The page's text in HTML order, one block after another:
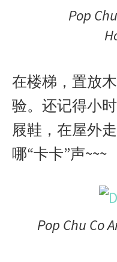
Pop
在楼梯，置放
验。还记得小
屐鞋，在屋外
哪“卡卡”声~~~
Pop Chu Co